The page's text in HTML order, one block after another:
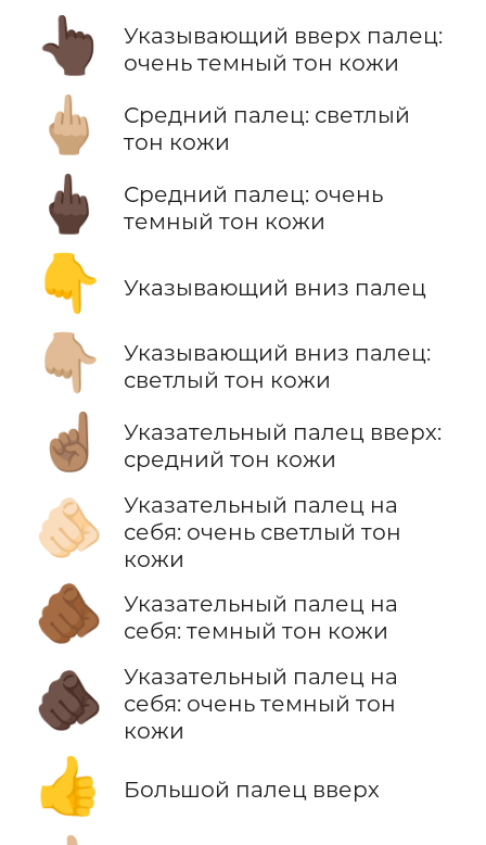
👆🏿
Указывающий вверх палец:
очень темный тон кожи
🖕🏼
Средний палец: светлый
тон кожи
🖕🏿
Средний палец: очень
темный тон кожи
👇 Указывающий вниз палец
👇🏼
Указывающий вниз палец:
светлый тон кожи
☝🏽
Указательный палец вверх:
средний тон кожи
🫵🏻
Указательный палец на
себя: очень светлый тон
кожи
🫵🏾
Указательный палец на
себя: темный тон кожи
🫵🏿
Указательный палец на
себя: очень темный тон
кожи
👍 Большой палец вверх